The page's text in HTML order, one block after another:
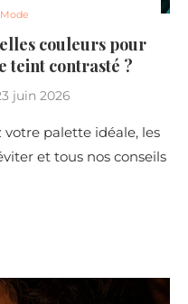
Mode
couleurs pour
teint contrasté ?
juin 2026
palette idéale, les
et tous nos conseils